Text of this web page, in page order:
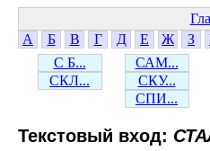
А
Б В Г Д Е Ж З
С Б...
САМ...
СКЛ...
СКУ...
СПИ...
Текстовый вход: